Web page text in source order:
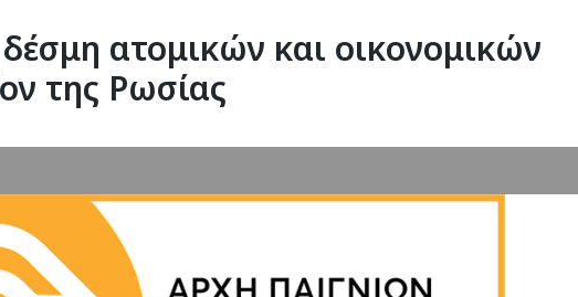
δέσμη ατομικών και οικονομικών
της Ρωσίας